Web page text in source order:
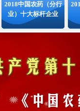
2018中国农药（分行
业）十大标杆企业